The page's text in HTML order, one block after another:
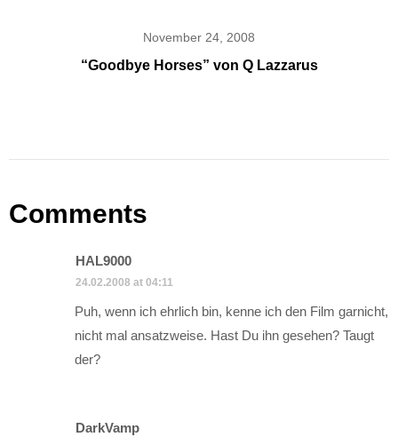
November 24, 2008
“Goodbye Horses” von Q Lazzarus
Comments
HAL9000
24.02.2008 at 04:11
Puh, wenn ich ehrlich bin, kenne ich den Film garnicht,
nicht mal ansatzweise. Hast Du ihn gesehen? Taugt
der?
DarkVamp